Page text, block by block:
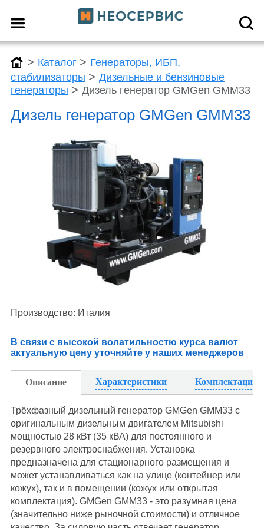
> Каталог > Генераторы, ИБП,
стабилизаторы > Дизельные и бензиновые
генераторы > Дизель генератор GMGen GMM33
Дизель генератор GMGen GMM33
Производство: Италия
В связи с высокой волатильностю курса валют
актуальную цену уточняйте у наших менеджеров
Описание Характеристики Комплектация
Трёхфазный дизельный генератор GMGen GMM33 с
оригинальным дизельным двигателем Mitsubishi
мощностью 28 кВт (35 кВА) для постоянного и
резервного электроснабжения. Установка
предназначена для стационарного размещения и
может устанавливаться как на улице (контейнер или
кожух), так и в помещении (кожух или открытая
комплектация). GMGen GMM33 - это разумная цена
(значительно ниже рыночной стоимости) и отличное